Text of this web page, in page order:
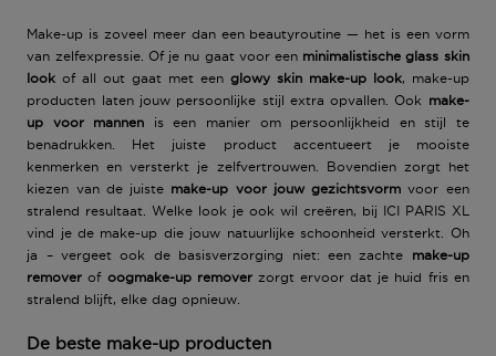
Make-up is zoveel meer dan een beautyroutine — het is een vorm
van zelfexpressie. Of je nu gaat voor een minimalistische glass skin
look of all out gaat met een glowy skin make-up look, make-up
producten laten jouw persoonlijke stijl extra opvallen. Ook
make-
up voor mannen is een manier om persoonlijkheid en stijl te
benadrukken. Het juiste product accentueert je
mooiste
kenmerken en versterkt je zelfvertrouwen. Bovendien zorgt het
kiezen van de juiste make-up voor jouw gezichtsvorm voor een
stralend resultaat. Welke look je ook wil creëren, bij ICI PARIS XL
vind je de make-up die jouw natuurlijke schoonheid versterkt. Oh
ja – vergeet ook de basisverzorging niet: een zachte
make-up
remover of oogmake-up removerzorgt ervoor dat je huid fris en
stralend blijft, elke dag opnieuw.
De beste make-up producten